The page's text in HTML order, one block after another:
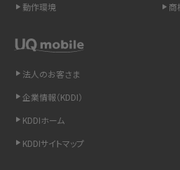
iCloudの使用容量を減らす9つの方法！使用状
動作環境
商
法人のお客さま
企業情報（KDDI）
KDDIホーム
KDDIサイトマップ